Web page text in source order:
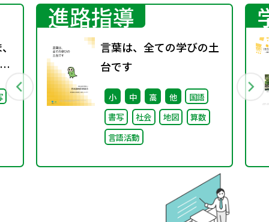
進路指導
言葉は、全ての学びの土
台です
小 中 高 他
国語
書写
社会 地図
算数
言語活動